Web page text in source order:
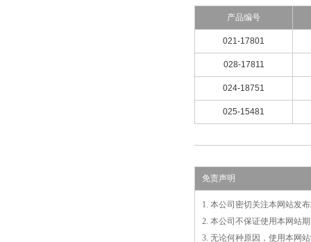
产品编号
021-17801
028-17811
024-18751
025-15481
免责声明
1. 本公司密切关注本网站发
2. 本公司不保证使用本网站
3. 无论何种原因，使用本网